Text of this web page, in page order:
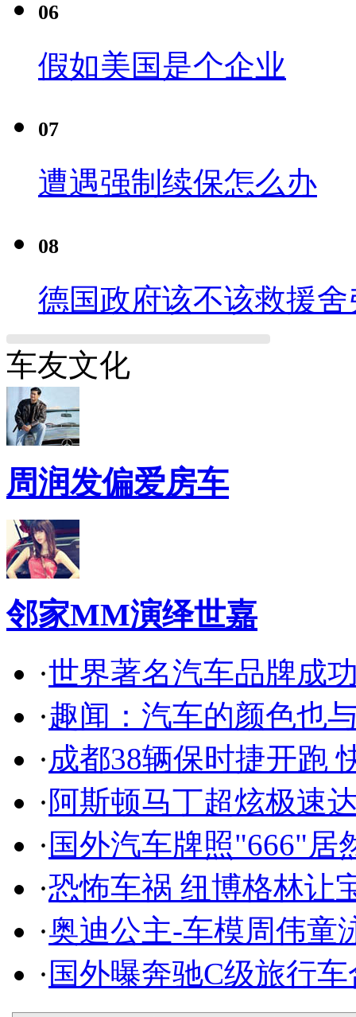
06
假如美国是个企业
07
遭遇强制续保怎么办
08
德国政府该不该救援舍
车友文化
周润发偏爱房车
邻家MM演绎世嘉
·世界著名汽车品牌成
·趣闻：汽车的颜色也
·成都38辆保时捷开跑
·阿斯顿马丁超炫极速
· 国外汽车牌照"666"居
·恐怖车祸 纽博格林让
·奥迪公主-车模周伟童
· 国外曝奔驰C级旅行